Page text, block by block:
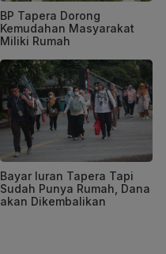
BP Tapera Dorong
Kemudahan Masyarakat
Miliki Rumah
Bayar Iuran Tapera Tapi
Sudah Punya Rumah, Dana
akan Dikembalikan